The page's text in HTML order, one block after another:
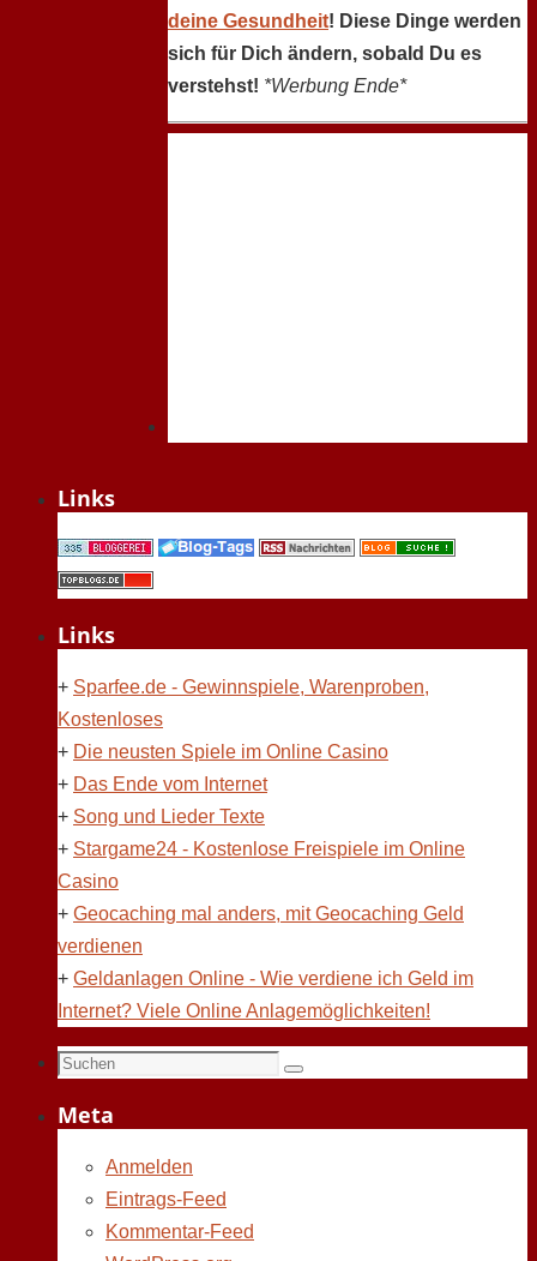
deine Gesundheit! Diese Dinge werden
sich für Dich ändern, sobald Du es
verstehst! *Werbung Ende*
Links
Links
+ Sparfee.de - Gewinnspiele, Warenproben,
Kostenloses
+ Die neusten Spiele im Online Casino
+ Das Ende vom Internet
+ Song und Lieder Texte
+ Stargame24 - Kostenlose Freispiele im Online
Casino
+ Geocaching mal anders, mit Geocaching Geld
verdienen
+ Geldanlagen Online - Wie verdiene ich Geld im
Internet? Viele Online Anlagemöglichkeiten!
Suchen
Suchen
Meta
Anmelden
Eintrags-Feed
Kommentar-Feed